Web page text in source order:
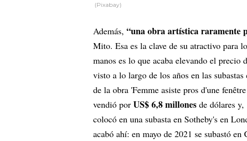
(Pixabay)
Además, “una obra artística raramente
Mito. Esa es la clave de su atractivo para
manos es lo que acaba elevando el precio
visto a lo largo de los años en las
de la obra 'Femme asiste pros d'une
vendió por US$ 6,8 millones de dólares
colocó en una subasta en Sotheby's en
acabó ahí: en mayo de 2021 se subastó